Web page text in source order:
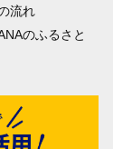
流れ
のふるさと